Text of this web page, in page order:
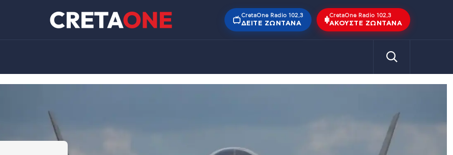
CretaOne Radio 102,3
ΔΕΊΤΕ ΖΩΝΤΑΝΆ
CretaOne Radio 102,3
ΑΚΟΎΣΤΕ ΖΩΝΤΑΝΆ